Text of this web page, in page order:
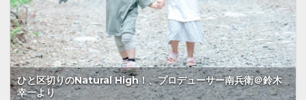
ひと区切りのNatural High！、プロデューサー南兵衛＠鈴木
幸一より